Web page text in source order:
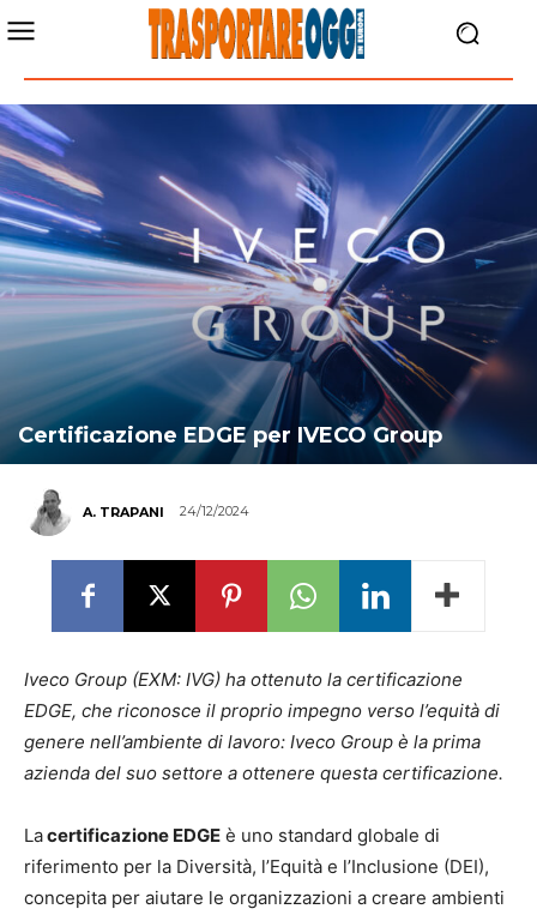
Certificazione EDGE per IVECO Group
A. TRAPANI 24/12/2024
Iveco Group (EXM: IVG) ha ottenuto la certificazione
EDGE, che riconosce il proprio impegno verso l’equità di
genere nell’ambiente di lavoro: Iveco Group è la prima
azienda del suo settore a ottenere questa certificazione.
Lacertificazione EDGE è uno standard globale di
riferimento per la Diversità, l’Equità e l’Inclusione (DEI),
concepita per aiutare le organizzazioni a creare ambienti